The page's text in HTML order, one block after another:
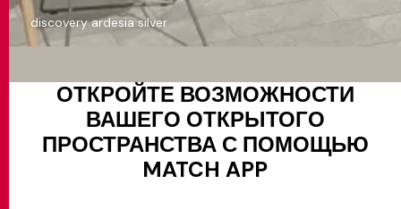
discovery ardesia silver
ОТКРОЙТЕ ВОЗМОЖНОСТИ
ВАШЕГО ОТКРЫТОГО
ПРОСТРАНСТВА С ПОМОЩЬЮ
MATCH APP